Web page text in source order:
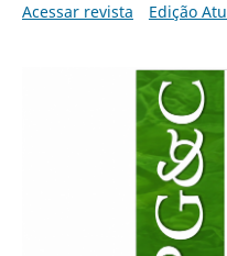
Acessar revista
Edição